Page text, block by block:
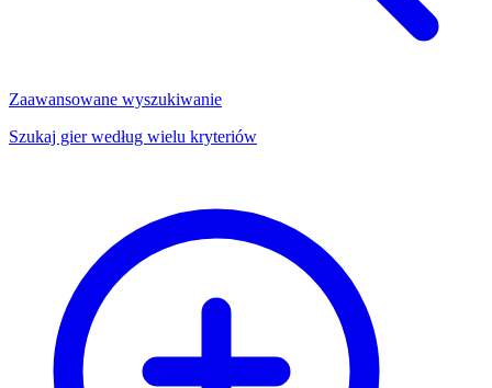
Zaawansowane wyszukiwanie
Szukaj gier według wielu kryteriów